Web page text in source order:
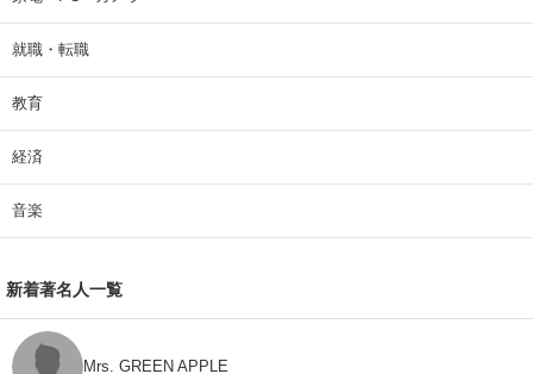
就職・転職
教育
経済
音楽
新着著名人一覧
Mrs. GREEN APPLE